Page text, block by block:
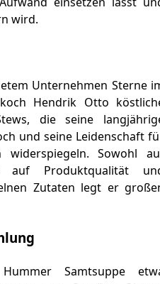
wird.
Unternehmen Sterne
Hendrik Otto
die seine
und seine Leidenschaft
widerspiegeln. Sowohl
auf Produktqualität
Zutaten legt er
Samtsuppe